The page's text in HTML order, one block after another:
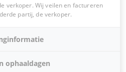
verkoper. Wij veilen en factureren
partij, de verkoper.
ophaaldagen